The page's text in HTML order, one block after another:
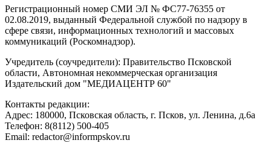
Регистрационный номер СМИ ЭЛ № ФС77-76355 от
02.08.2019, выданный Федеральной службой по надзору в
сфере связи, информационных технологий и массовых
коммуникаций (Роскомнадзор).
Учредитель (соучредители): Правительство Псковской
области, Автономная некоммерческая организация
Издательский дом "МЕДИАЦЕНТР 60"
Контакты редакции:
Адреc: 180000, Псковская область, г. Псков, ул. Ленина, д.6а
Телефон: 8(8112) 500-405
Email: redactor@informpskov.ru